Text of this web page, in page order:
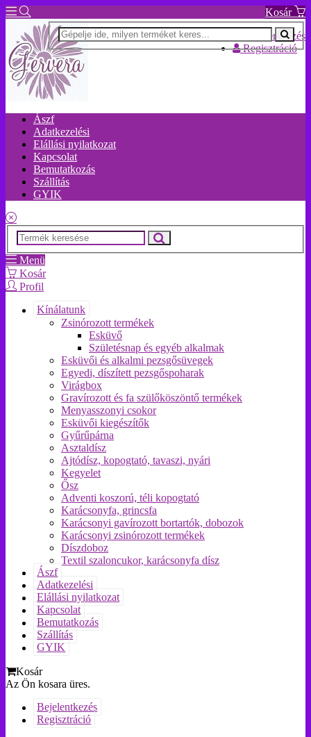
Kosár
Bejelentkezés
Regisztráció
Ászf
Adatkezelési
Elállási nyilatkozat
Kapcsolat
Bemutatkozás
Szállítás
GYIK
Menü
Kosár
Profil
Kínálatunk
Zsinórozott termékek
Esküvő
Születésnap és egyéb alkalmak
Esküvői és alkalmi pezsgősüvegek
Egyedi, díszített pezsgőspoharak
Virágbox
Gravírozott és fa szülőköszöntő termékek
Menyasszonyi csokor
Esküvői kiegészítők
Gyűrűpárna
Asztaldísz
Ajtódísz, kopogtató, tavaszi, nyári
Kegyelet
Ősz
Adventi koszorú, téli kopogtató
Karácsonyfa, grincsfa
Karácsonyi gavírozott bortartók, dobozok
Karácsonyi zsinórozott termékek
Díszdoboz
Textil szaloncukor, karácsonyfa dísz
Ászf
Adatkezelési
Elállási nyilatkozat
Kapcsolat
Bemutatkozás
Szállítás
GYIK
Kosár
Az Ön kosara üres.
Bejelentkezés
Regisztráció